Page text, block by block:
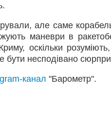
але саме
маневри в
оскільки
бути несподівано
канал "Барометр".